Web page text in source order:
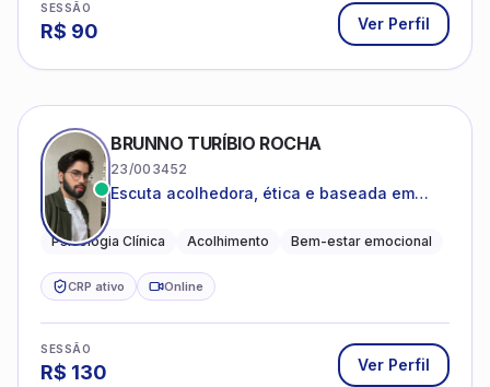
SESSÃO
R$ 90 Ver Perfil
BRUNNO TURÍBIO ROCHA
23/003452
Escuta acolhedora, ética e baseada em
Psicologia Clínica Acolhimento Bem-estar emocional
CRP ativo Online
SESSÃO
R$ 130 Ver Perfil